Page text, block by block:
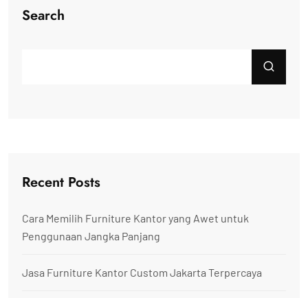
Search
Recent Posts
Cara Memilih Furniture Kantor yang Awet untuk
Penggunaan Jangka Panjang
Jasa Furniture Kantor Custom Jakarta Terpercaya